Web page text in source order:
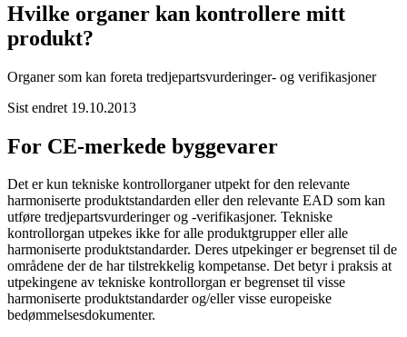
Hvilke organer kan kontrollere mitt
produkt?
Organer som kan foreta tredjepartsvurderinger- og verifikasjoner
Sist endret 19.10.2013
For CE-merkede byggevarer
Det er kun tekniske kontrollorganer utpekt for den relevante
harmoniserte produktstandarden eller den relevante EAD som kan
utføre tredjepartsvurderinger og -verifikasjoner. Tekniske
kontrollorgan utpekes ikke for alle produktgrupper eller alle
harmoniserte produktstandarder. Deres utpekinger er begrenset til de
områdene der de har tilstrekkelig kompetanse. Det betyr i praksis at
utpekingene av tekniske kontrollorgan er begrenset til visse
harmoniserte produktstandarder og/eller visse europeiske
bedømmelsesdokumenter.